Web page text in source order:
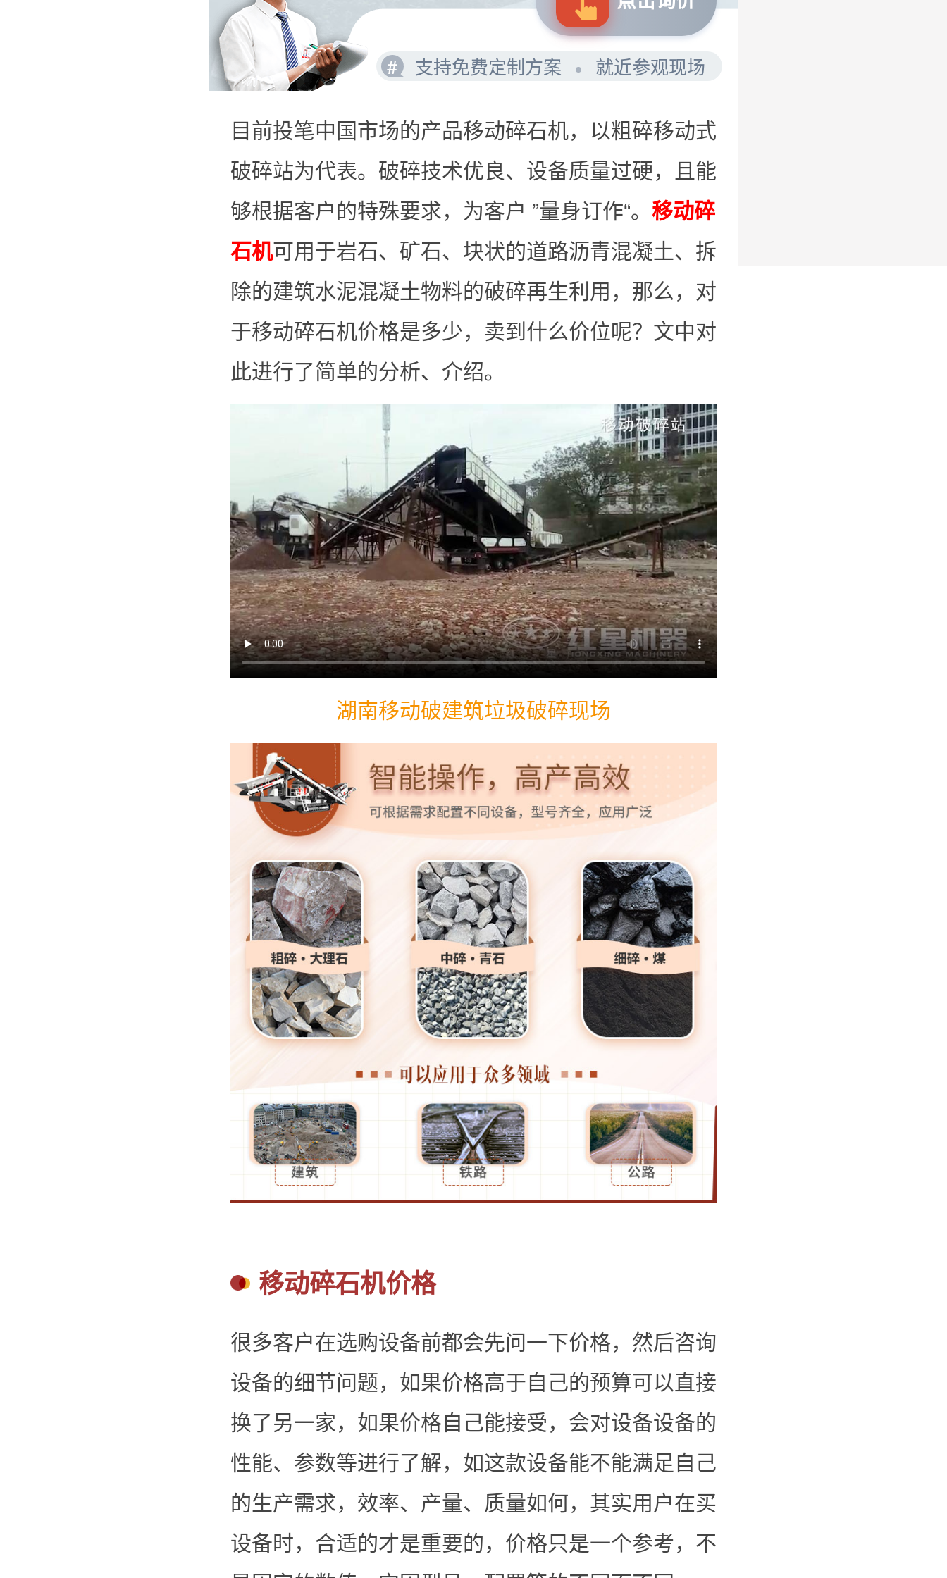
# 支持免费定制方案 就近参观现场
目前投笔中国市场的产品移动碎石机，以粗碎移动式
破碎站为代表。破碎技术优良、设备质量过硬，且能
够根据客户的特殊要求，为客户 ”量身订作“。 移动碎
石机可用于岩石、矿石、块状的道路沥青混凝土、拆
除的建筑水泥混凝土物料的破碎再生利用，那么，对
于移动碎石机价格是多少，卖到什么价位呢？文中对
此进行了简单的分析、介绍。
湖南移动破建筑垃圾破碎现场
移动碎石机价格
很多客户在选购设备前都会先问一下价格，然后咨询
设备的细节问题，如果价格高于自己的预算可以直接
换了另一家，如果价格自己能接受，会对设备设备的
性能、参数等进行了解，如这款设备能不能满足自己
的生产需求，效率、产量、质量如何，其实用户在买
设备时，合适的才是重要的，价格只是一个参考，不